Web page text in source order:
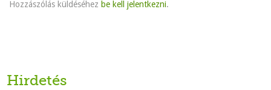
Hozzászólás küldéséhez be kell jelentkezni.
Hirdetés